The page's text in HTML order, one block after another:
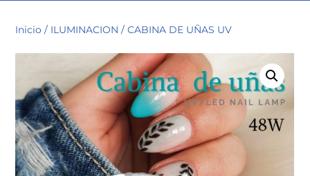
Inicio / ILUMINACION / CABINA DE UÑAS UV